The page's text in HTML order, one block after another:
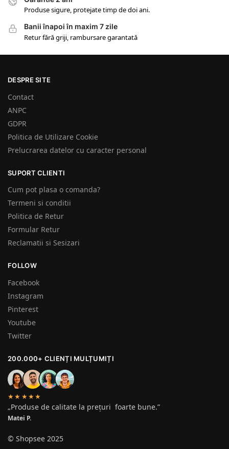
Produse sigure, protejate timp de doi ani.
Banii înapoi în maxim 7 zile
Retur fără griji, rambursare garantată
DESPRE SITE
Contact
ANPC
GDPR
Politica de Utilizare Cookie
Prelucrarea datelor cu caracter personal
SUPORT CLIENTI
Cum pot plasa o comanda?
Termeni si conditii
Politica de Retur
Formular Retur
Reclamatii si Sesizari
FOLLOW
Facebook
Instagram
Pinterest
Youtube
Twitter
200.000+ CLIENȚI MULȚUMIȚI
★★★★★
„Produse de calitate la prețuri foarte bune.”
Matei P.
© Shopsee 2025